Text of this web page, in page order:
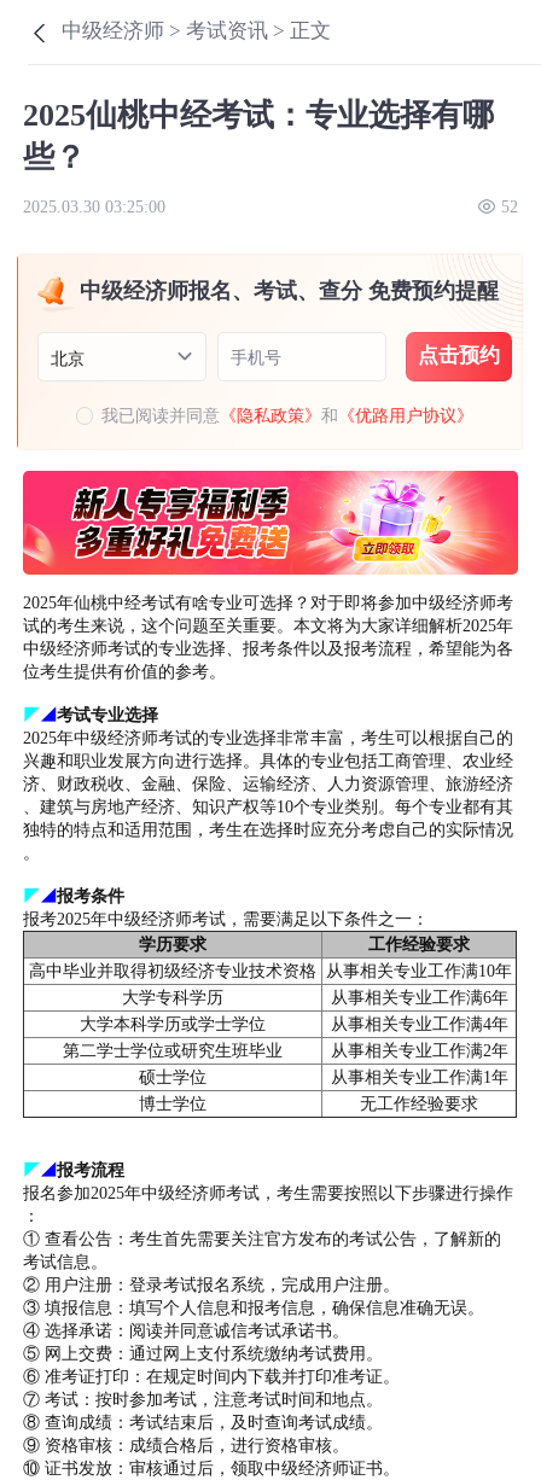
中级经济师 >考试资讯 > 正文
2025仙桃中经考试：专业选择有哪
些？
2025.03.30 03:25:00 52
中级经济师报名、考试、查分 免费预约提醒
北京 手机号 点击预约
我已阅读并同意 《隐私政策》和 《优路用户协议》
2025年仙桃中经考试有啥专业可选择？对于即将参加中级经济师考
试的考生来说，这个问题至关重要。本文将为大家详细解析2025年
中级经济师考试的专业选择、报考条件以及报考流程，希望能为各
位考生提供有价值的参考。
◤◢考试专业选择
2025年中级经济师考试的专业选择非常丰富，考生可以根据自己的
兴趣和职业发展方向进行选择。具体的专业包括工商管理、农业经
济、财政税收、金融、保险、运输经济、人力资源管理、旅游经济
、建筑与房地产经济、知识产权等10个专业类别。每个专业都有其
独特的特点和适用范围，考生在选择时应充分考虑自己的实际情况
。
◤◢报考条件
报考2025年中级经济师考试，需要满足以下条件之一：
学历要求
工作经验要求
高中毕业并取得初级经济专业技术资格 从事相关专业工作满10年
大学专科学历
从事相关专业工作满6年
大学本科学历或学士学位
从事相关专业工作满4年
第二学士学位或研究生班毕业
从事相关专业工作满2年
硕士学位
从事相关专业工作满1年
博士学位
无工作经验要求
◤◢报考流程
报名参加2025年中级经济师考试，考生需要按照以下步骤进行操作
：
① 查看公告：考生首先需要关注官方发布的考试公告，了解新的
考试信息。
② 用户注册：登录考试报名系统，完成用户注册。
③ 填报信息：填写个人信息和报考信息，确保信息准确无误。
④ 选择承诺：阅读并同意诚信考试承诺书。
⑤ 网上交费：通过网上支付系统缴纳考试费用。
⑥ 准考证打印：在规定时间内下载并打印准考证。
⑦ 考试：按时参加考试，注意考试时间和地点。
⑧ 查询成绩：考试结束后，及时查询考试成绩。
⑨ 资格审核：成绩合格后，进行资格审核。
⑩ 证书发放：审核通过后，领取中级经济师证书。